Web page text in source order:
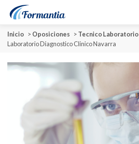
Inicio > Oposiciones > Tecnico Laboratorio
Laboratorio Diagnostico Clinico Navarra